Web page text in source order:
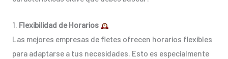
1. Flexibilidad de Horarios
Las mejores empresas de fletes ofrecen horarios flexibles
para adaptarse a tus necesidades. Esto es especialmente